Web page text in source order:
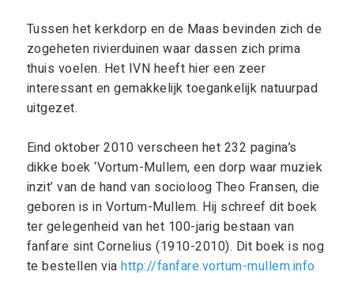
Tussen het kerkdorp en de Maas bevinden zich de
zogeheten rivierduinen waar dassen zich prima
thuis voelen. Het IVN heeft hier een zeer
interessant en gemakkelijk toegankelijk natuurpad
uitgezet.
Eind oktober 2010 verscheen het 232 pagina’s
dikke boek ‘Vortum-Mullem, een dorp waar muziek
inzit’ van de hand van socioloog Theo Fransen, die
geboren is in Vortum-Mullem. Hij schreef dit boek
ter gelegenheid van het 100-jarig bestaan van
fanfare sint Cornelius (1910-2010). Dit boek is nog
te bestellen viahttp://fanfare.vortum-mullem.info